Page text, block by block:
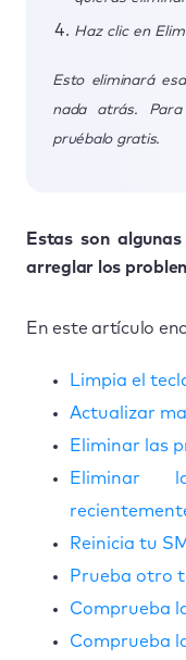
Haz clic en
Esto eliminará
nada atrás.
pruébalo gratis.
Estas son
arreglar los
En este artículo
Limpia el
Actualizar
Eliminar las
Eliminar
Reinicia tu
Prueba otro
Comprueba
Comprueba